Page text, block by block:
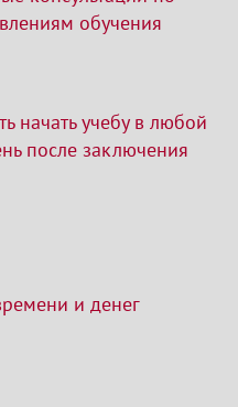
обучения
начать учебу в любой
после заключения
и денег